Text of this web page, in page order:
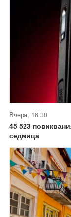
Вчера, 16:30
45 523
седмица